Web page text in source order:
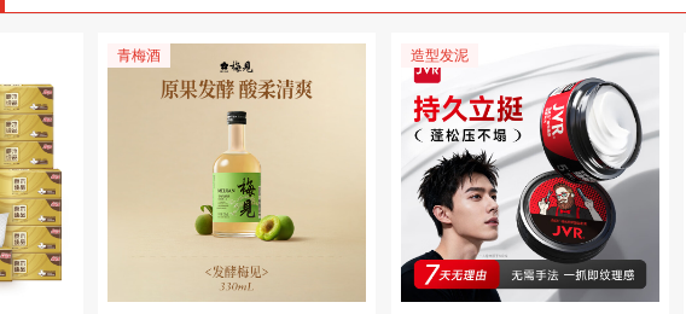
青梅酒 造型发泥